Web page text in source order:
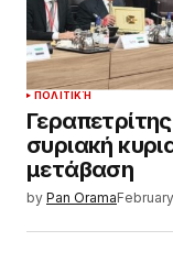
ΠΟΛΙΤΙΚΉ
συριακή
μετάβαση
by Pan Orama